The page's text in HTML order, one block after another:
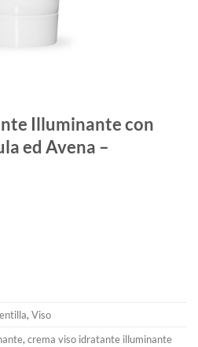
Illuminante con
ed Avena –
, Viso
, crema viso idratante illuminante